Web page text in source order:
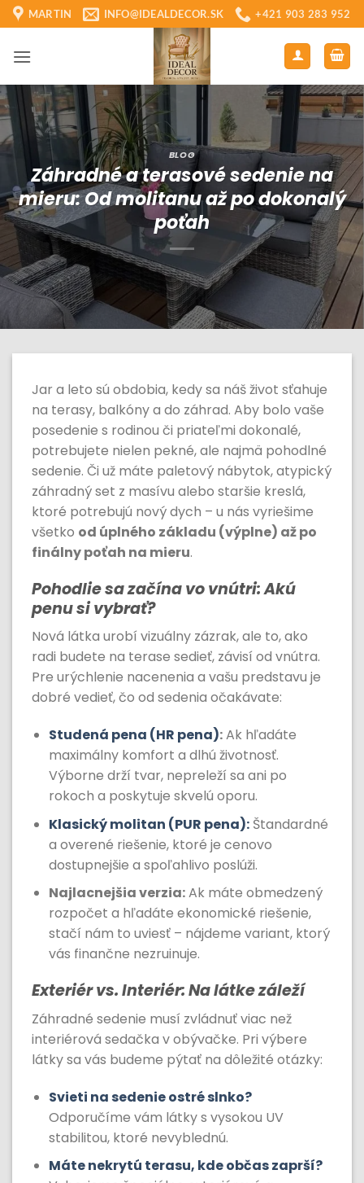
Skip
to
content
MARTIN INFO@IDEALDECOR.SK +421 903 283 952
BLOG
Záhradné a terasové sedenie na
mieru: Od molitanu až po dokonalý
poťah
Jar a leto sú obdobia, kedy sa náš život sťahuje
na terasy, balkóny a do záhrad. Aby bolo vaše
posedenie s rodinou či priateľmi dokonalé,
potrebujete nielen pekné, ale najmä pohodlné
sedenie. Či už máte paletový nábytok, atypický
záhradný set z masívu alebo staršie kreslá,
ktoré potrebujú nový dych – u nás vyriešime
všetko od úplného základu (výplne) až po
finálny poťah na mieru.
Pohodlie sa začína vo vnútri: Akú
penu si vybrať?
Nová látka urobí vizuálny zázrak, ale to, ako
radi budete na terase sedieť, závisí od vnútra.
Pre urýchlenie nacenenia a vašu predstavu je
dobré vedieť, čo od sedenia očakávate:
Studená pena (HR pena):Ak hľadáte
maximálny komfort a dlhú životnosť.
Výborne drží tvar, nepreleží sa ani po
rokoch a poskytuje skvelú oporu.
Klasický molitan (PUR pena):Štandardné
a overené riešenie, ktoré je cenovo
dostupnejšie a spoľahlivo poslúži.
Najlacnejšia verzia:Ak máte obmedzený
rozpočet a hľadáte ekonomické riešenie,
stačí nám to uviesť – nájdeme variant, ktorý
vás finančne nezruinuje.
Exteriér vs. Interiér: Na látke záleží
Záhradné sedenie musí zvládnuť viac než
interiérová sedačka v obývačke. Pri výbere
látky sa vás budeme pýtať na dôležité otázky:
Svieti na sedenie ostré slnko?
Odporučíme vám látky s vysokou UV
stabilitou, ktoré nevyblednú.
Máte nekrytú terasu, kde občas zaprší?